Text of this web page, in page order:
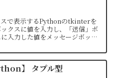
で表示するPythonのtkinterを
クスに値を入力し、「送信」ボ
入力した値をメッセージボック
】 タプル型